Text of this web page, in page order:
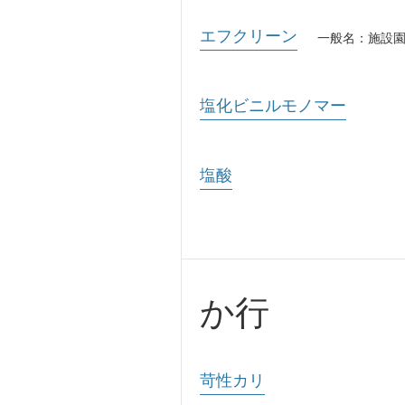
エフクリーン 一般名：施設
塩化ビニルモノマー
塩酸
か行
苛性カリ